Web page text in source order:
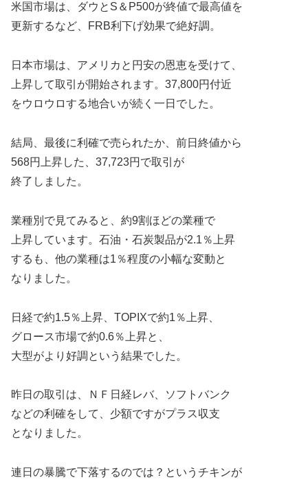
米国市場は、ダウとS＆P500が終値で最高値を
更新するなど、FRB利下げ効果で絶好調。
日本市場は、アメリカと円安の恩恵を受けて、
上昇して取引が開始されます。37,800円付近
をウロウロする地合いが続く一日でした。
結局、最後に利確で売られたか、前日終値から
568円上昇した、37,723円で取引が
終了しました。
業種別で見てみると、約9割ほどの業種で
上昇しています。石油・石炭製品が2.1％上昇
するも、他の業種は1％程度の小幅な変動と
なりました。
日経で約1.5％上昇、TOPIXで約1％上昇、
グロース市場で約0.6％上昇と、
大型がより好調という結果でした。
昨日の取引は、ＮＦ日経レバ、ソフトバンク
などの利確をして、少額ですがプラス収支
となりました。
連日の暴騰で下落するのでは？というチキンが